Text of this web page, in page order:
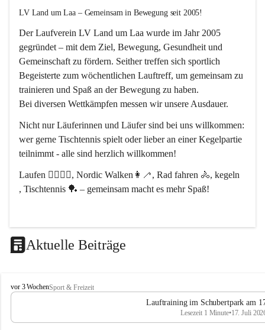
LV Land um Laa – Gemeinsam in Bewegung seit 2005!
Der Laufverein LV Land um Laa wurde im Jahr 2005
gegründet – mit dem Ziel, Bewegung, Gesundheit und
Gemeinschaft zu fördern. Seither treffen sich sportlich
Begeisterte zum wöchentlichen Lauftreff, um gemeinsam zu
trainieren und Spaß an der Bewegung zu haben.
Bei diversen Wettkämpfen messen wir unsere Ausdauer.
Nicht nur Läuferinnen und Läufer sind bei uns willkommen:
wer gerne Tischtennis spielt oder lieber an einer Kegelpartie
teilnimmt - alle sind herzlich willkommen!
Laufen 🏃‍♂️🏃‍♀️, Nordic Walken👩‍🦯, Rad fahren 🚴, kegeln
, Tischtennis 🏓 – gemeinsam macht es mehr Spaß!
Aktuelle Beiträge
L
V
a
vor 3 WochenSport & Freizeit
Lauftraining im Schubertpark am
Lesezeit 1 Minute•17. Juli